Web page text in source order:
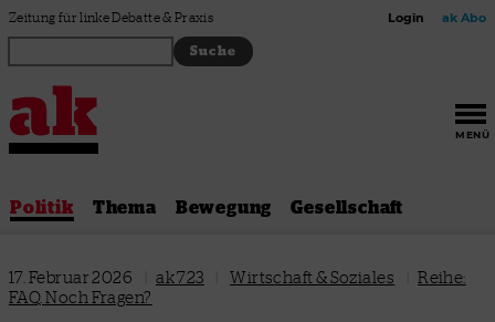
Zum Inhalt springen
Zeitung für linke Debatte & Praxis Login ak Abo
MENÜ
Politik Thema Bewegung Gesellschaft
17. Februar 2026 ak 723 Wirtschaft & Soziales
Reihe:
FAQ. Noch Fragen?